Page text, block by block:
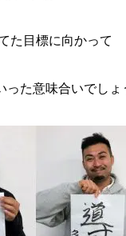
た目標に向かって
った意味合いでしょ